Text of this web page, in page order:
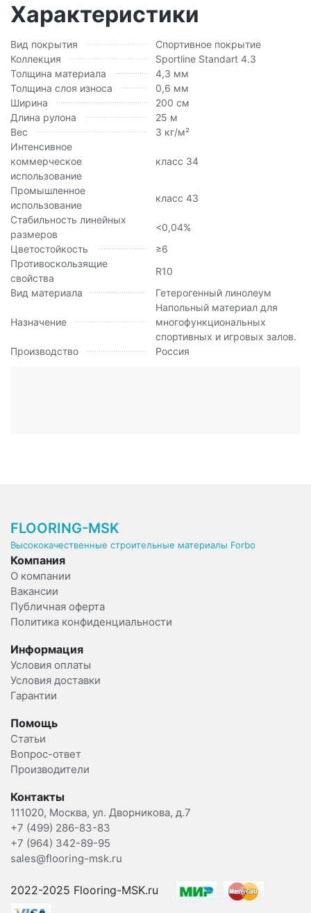
Характеристики
Вид покрытия
Спортивное покрытие
Коллекция
Sportline Standart 4.3
Толщина материала
4,3 мм
Толщина слоя износа
0,6 мм
Ширина
200 см
Длина рулона
25 м
Вес
3 кг/м²
Интенсивное
коммерческое
использование
класс 34
Промышленное
использование
класс 43
Стабильность линейных
размеров
<0,04%
Цветостойкость
≥6
Противоскользящие
свойства
R10
Вид материала
Гетерогенный линолеум
Назначение
Напольный материал для
многофункциональных
спортивных и игровых залов.
Производство
Россия
FLOORING-MSK
Высококачественные строительные материалы Forbo
Компания
О компании
Вакансии
Публичная оферта
Политика конфиденциальности
Информация
Условия оплаты
Условия доставки
Гарантии
Помощь
Статьи
Вопрос-ответ
Производители
Контакты
111020, Москва, ул. Дворникова, д.7
+7 (499) 286-83-83
+7 (964) 342-89-95
sales@flooring-msk.ru
2022-2025 Flooring-MSK.ru